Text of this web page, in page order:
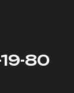
19-80